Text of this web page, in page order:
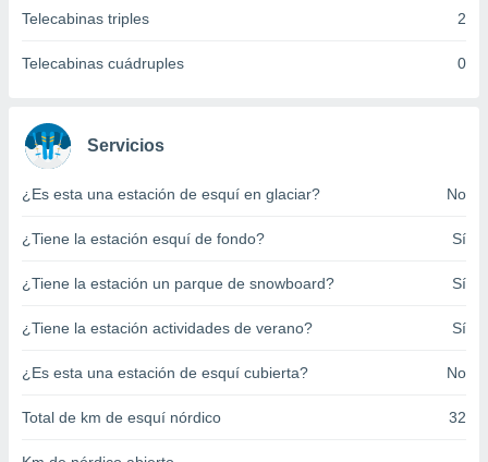
en
en
de
o acceder
perfiles
Telecabinas triples 2
Telecabinas cuádruples 0
Servicios
¿Es esta una estación de esquí en glaciar? No
¿Tiene la estación esquí de fondo? Sí
¿Tiene la estación un parque de snowboard? Sí
¿Tiene la estación actividades de verano? Sí
¿Es esta una estación de esquí cubierta? No
Total de km de esquí nórdico 32